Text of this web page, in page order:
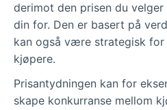
derimot den prisen du
din for. Den er basert på
kan også være strategisk
kjøpere.
Prisantydningen kan for
skape konkurranse mellom